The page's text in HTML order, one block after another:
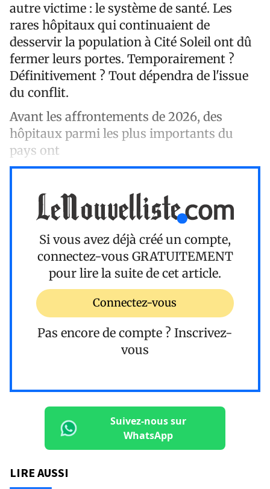
autre victime : le système de santé. Les
rares hôpitaux qui continuaient de
desservir la population à Cité Soleil ont dû
fermer leurs portes. Temporairement ?
Définitivement ? Tout dépendra de l'issue
du conflit.
Avant les affrontements de 2026, des
hôpitaux parmi les plus importants du
pays ont
Si vous avez déjà créé un compte,
connectez-vous GRATUITEMENT
pour lire la suite de cet article.
Connectez-vous
Pas encore de compte ? Inscrivez-
vous
Suivez-nous sur
WhatsApp
LIRE AUSSI